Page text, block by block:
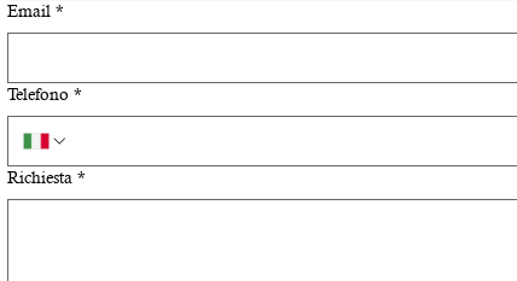
Email *
Telefono *
Richiesta *